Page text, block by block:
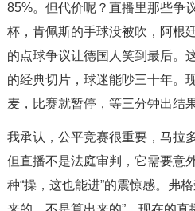
85%。但代价呢？直播里那些争
杯，肯佩斯的手球没被吹，阿根
的点球争议让德国人笑到最后。
的经典切片，球迷能吵三十年。
麦，比赛就暂停，等三分钟出结
我承认，公平竞赛很重要，马拉
但直播不是法庭审判，它需要意
种“操，这也能进”的震惊感。弗